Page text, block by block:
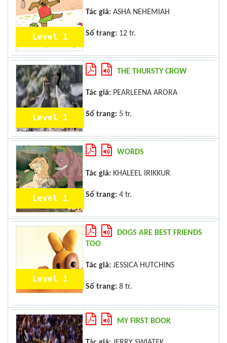
Level 1
Tác giả: ASHA NEHEMIAH
Số trang: 12 tr.
Level 1
THE THURSTY CROW
Tác giả: PEARLEENA ARORA
Số trang: 5 tr.
Level 1
WORDS
Tác giả: KHALEEL IRIKKUR
Số trang: 4 tr.
Level 1
DOGS ARE BEST FRIENDS
TOO
Tác giả: JESSICA HUTCHINS
Số trang: 8 tr.
MY FIRST BOOK